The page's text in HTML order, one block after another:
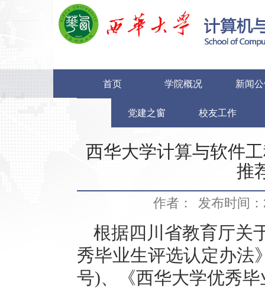
首页 学院概况 新闻
党建之窗 校友工作
西华大学计算与软件
推
作者： 发布时间
根据四川省教育厅关
秀毕业生评选认定办法
号)、《西华大学优秀